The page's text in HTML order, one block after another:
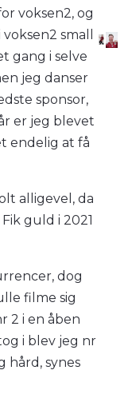
voksen2, og
small
gang i selve
jeg danser
sponsor,
er jeg blevet
endelig at få
alligevel, da
guld i 2021
dog
filme sig
2 i en åben
i blev jeg nr
hård, synes